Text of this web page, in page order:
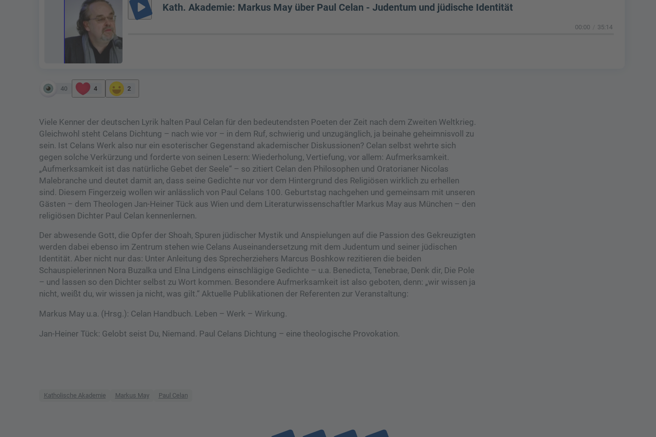
play_arrow Kath. Akademie: Markus May über Paul Celan - Judentum und jüdische Identität
00:00 35:14
40 4 2
Viele Kenner der deutschen Lyrik halten Paul Celan für den bedeutendsten Poeten der Zeit nach dem Zweiten Weltkrieg.
Gleichwohl steht Celans Dichtung – nach wie vor – in dem Ruf, schwierig und unzugänglich, ja beinahe geheimnisvoll zu
sein. Ist Celans Werk also nur ein esoterischer Gegenstand akademischer Diskussionen? Celan selbst wehrte sich
gegen solche Verkürzung und forderte von seinen Lesern: Wiederholung, Vertiefung, vor allem: Aufmerksamkeit.
„Aufmerksamkeit ist das natürliche Gebet der Seele“ – so zitiert Celan den Philosophen und Oratorianer Nicolas
Malebranche und deutet damit an, dass seine Gedichte nur vor dem Hintergrund des Religiösen wirklich zu erhellen
sind. Diesem Fingerzeig wollen wir anlässlich von Paul Celans 100. Geburtstag nachgehen und gemeinsam mit unseren
Gästen – dem Theologen Jan-Heiner Tück aus Wien und dem Literaturwissenschaftler Markus May aus München – den
religiösen Dichter Paul Celan kennenlernen.
Der abwesende Gott, die Opfer der Shoah, Spuren jüdischer Mystik und Anspielungen auf die Passion des Gekreuzigten
werden dabei ebenso im Zentrum stehen wie Celans Auseinandersetzung mit dem Judentum und seiner jüdischen
Identität. Aber nicht nur das: Unter Anleitung des Sprecherziehers Marcus Boshkow rezitieren die beiden
Schauspielerinnen Nora Buzalka und Elna Lindgens einschlägige Gedichte – u.a. Benedicta, Tenebrae, Denk dir, Die Pole
– und lassen so den Dichter selbst zu Wort kommen. Besondere Aufmerksamkeit ist also geboten, denn: „wir wissen ja
nicht, weißt du, wir wissen ja nicht, was gilt.“ Aktuelle Publikationen der Referenten zur Veranstaltung:
Markus May u.a. (Hrsg.): Celan Handbuch. Leben – Werk – Wirkung.
Jan-Heiner Tück: Gelobt seist Du, Niemand. Paul Celans Dichtung – eine theologische Provokation.
Katholische Akademie Markus May Paul Celan